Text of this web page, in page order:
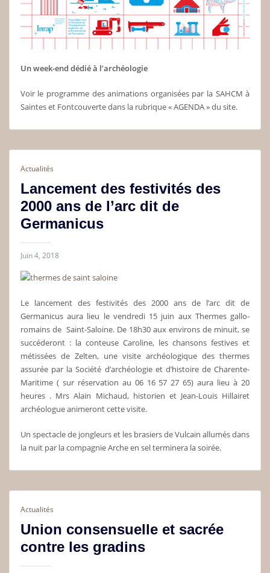
Un week-end dédié à l’archéologie
Voir le programme des animations organisées par la SAHCM à
Saintes et Fontcouverte dans la rubrique « AGENDA » du site.
Actualités
Lancement des festivités des
2000 ans de l’arc dit de
Germanicus
Juin 4, 2018
Le lancement des festivités des 2000 ans de l’arc dit de
Germanicus aura lieu le vendredi 15 juin aux Thermes gallo-
romains de Saint-Saloine. De 18h30 aux environs de minuit, se
succéderont : la conteuse Caroline, les chansons festives et
métissées de Zelten, une visite archéologique des thermes
assurée par la Société d’archéologie et d’histoire de Charente-
Maritime ( sur réservation au 06 16 57 27 65) aura lieu à 20
heures . Mrs Alain Michaud, historien et Jean-Louis Hillairet
archéologue animeront cette visite.
Un spectacle de jongleurs et les brasiers de Vulcain allumés dans
la nuit par la compagnie Arche en sel terminera la soirée.
Actualités
Union consensuelle et sacrée
contre les gradins